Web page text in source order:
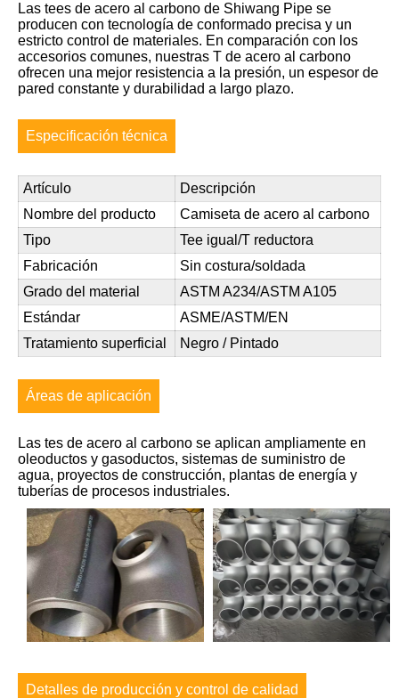
Las tees de acero al carbono de Shiwang Pipe se
producen con tecnología de conformado precisa y un
estricto control de materiales. En comparación con los
accesorios comunes, nuestras T de acero al carbono
ofrecen una mejor resistencia a la presión, un espesor de
pared constante y durabilidad a largo plazo.
Especificación técnica
Artículo
Descripción
Nombre del producto
Camiseta de acero al carbono
Tipo
Tee igual/T reductora
Fabricación
Sin costura/soldada
Grado del material
ASTM A234/ASTM A105
Estándar
ASME/ASTM/EN
Tratamiento superficial
Negro / Pintado
Áreas de aplicación
Las tes de acero al carbono se aplican ampliamente en
oleoductos y gasoductos, sistemas de suministro de
agua, proyectos de construcción, plantas de energía y
tuberías de procesos industriales.
Detalles de producción y control de calidad